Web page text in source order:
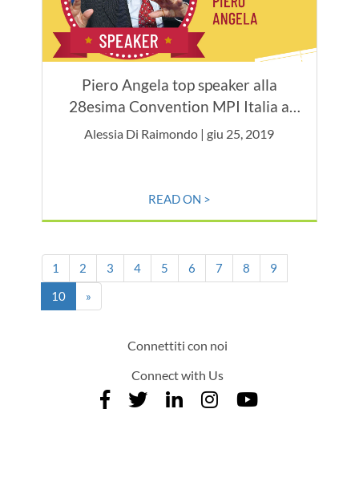
Piero Angela top speaker alla
28esima Convention MPI Italia a
Roma
Alessia Di Raimondo | giu 25, 2019
READ ON >
1 2 3 4 5 6 7 8
9
10(current)
»
Connettiti con noi
Connect with Us